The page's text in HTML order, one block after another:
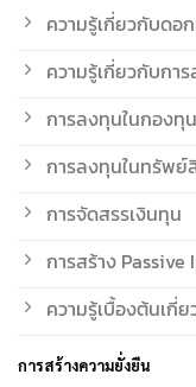
ความรู้เกี่ยวกับดอ
ความรู้เกี่ยวกับกา
การลงทุนในกองทุ
การลงทุนในทรัพย์
การจัดสรรเงินทุน
การสร้าง Passive
ความรู้เบื้องต้นเกี่
การสร้างความยั่งยืน